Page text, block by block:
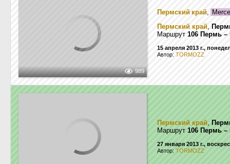
989
Пермский край,
Пермский край,
Маршрут 106 Пермь –
15 апреля 2013 г.,
Автор: TORMOZZ
Пермский край,
Маршрут 106 Пермь –
27 января 2013 г.,
Автор: TORMOZZ